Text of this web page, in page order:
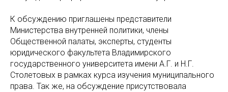
К обсуждению приглашены представители
Министерства внутренней политики, члены
Общественной палаты, эксперты, студенты
юридического факультета Владимирского
государственного университета имени А.Г. и Н.Г.
Столетовых в рамках курса изучения муниципального
права. Так же, на обсуждение присутствовала